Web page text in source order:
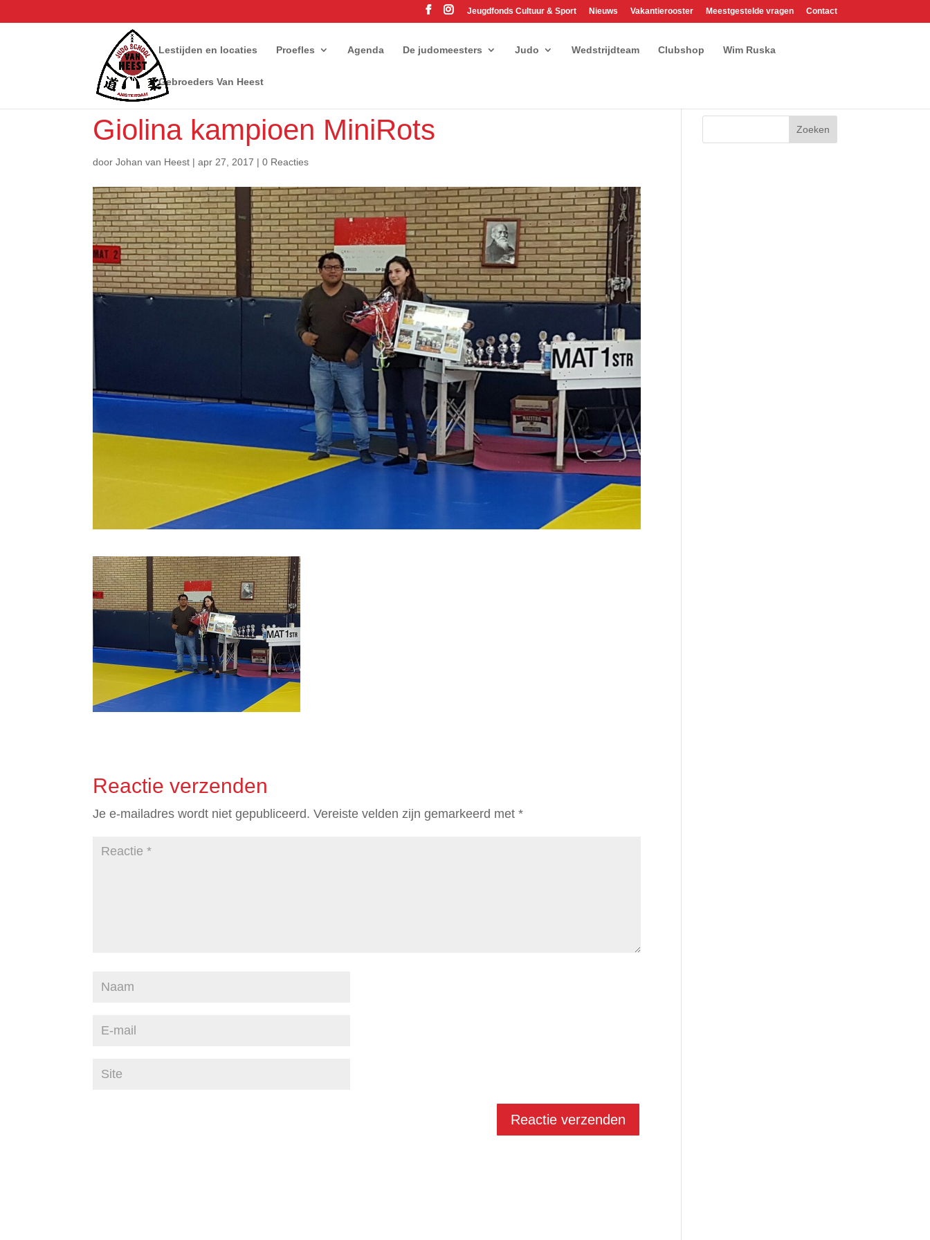
Jeugdfonds Cultuur & Sport Nieuws Vakantierooster Meestgestelde vragen Contact
Lestijden en locaties Proefles Agenda De judomeesters Judo Wedstrijdteam Clubshop Wim Ruska
Gebroeders Van Heest
Giolina kampioen MiniRots
doorJohan van Heest |apr 27, 2017 |0 Reacties
Reactie verzenden
Je e-mailadres wordt niet gepubliceerd. Vereiste velden zijn gemarkeerd met*